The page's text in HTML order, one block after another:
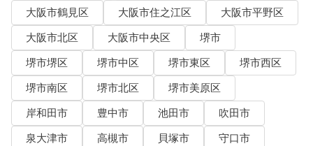
大阪市鶴見区
大阪市住之江区
大阪市平野区
大阪市北区
大阪市中央区
堺市
堺市堺区
堺市中区 堺市東区
堺市西区
堺市南区
堺市北区
堺市美原区
岸和田市
豊中市 池田市
吹田市
泉大津市
高槻市 貝塚市
守口市